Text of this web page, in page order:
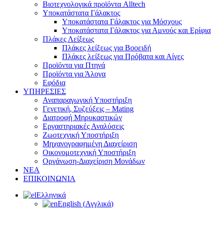
Βιοτεχνολογικά προϊόντα Alltech
Υποκατάστατα Γάλακτος
Υποκατάστατα Γάλακτος για Μόσχους
Υποκατάστατα Γάλακτος για Αμνούς και Ερίφια
Πλάκες Λείξεως
Πλάκες λείξεως για Βοοειδή
Πλάκες λείξεως για Πρόβατα και Αίγες
Προϊόντα για Πτηνά
Προϊόντα για Άλογα
Εφόδια
ΥΠΗΡΕΣΙΕΣ
Αναπαραγωγική Υποστήριξη
Γενετική, Συζεύξεις – Mating
Διατροφή Μηρυκαστικών
Εργαστηριακές Αναλύσεις
Ζωοτεχνική Υποστήριξη
Μηχανογραφημένη Διαχείριση
Οικονομοτεχνική Υποστήριξη
Οργάνωση-Διαχείριση Μονάδων
ΝΕΑ
ΕΠΙΚΟΙΝΩΝΙΑ
Ελληνικά
English (Αγγλικά)